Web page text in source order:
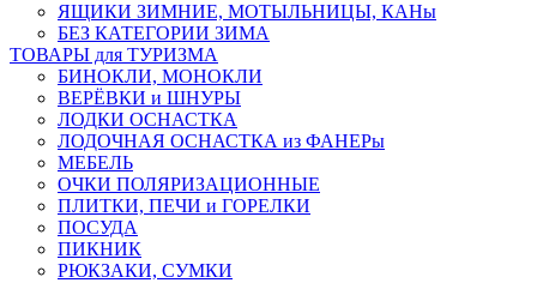
ЯЩИКИ ЗИМНИЕ, МОТЫЛЬНИЦЫ, КАНы
БЕЗ КАТЕГОРИИ ЗИМА
ТОВАРЫ для ТУРИЗМА
БИНОКЛИ, МОНОКЛИ
ВЕРЁВКИ и ШНУРЫ
ЛОДКИ ОСНАСТКА
ЛОДОЧНАЯ ОСНАСТКА из ФАНЕРы
МЕБЕЛЬ
ОЧКИ ПОЛЯРИЗАЦИОННЫЕ
ПЛИТКИ, ПЕЧИ и ГОРЕЛКИ
ПОСУДА
ПИКНИК
РЮКЗАКИ, СУМКИ